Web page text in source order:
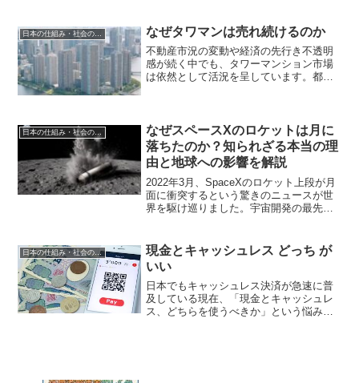
なぜタワマンは売れ続けるのか
不動産市況の変動や経済の先行き不透明
感が続く中でも、タワーマンション市場
は依然として活況を呈しています。都心
どまでにタワマンは売れ続...
日本の仕組み・社会の疑問
なぜスペースXのロケットは月に
落ちたのか？知られざる本当の理
由と地球への影響を解説
2022年3月、SpaceXのロケット上段が月
面に衝突するという驚きのニュースが世
界を駆け巡りました。宇宙開発の最先端
多くの人が不安を感じたのではないでし
ょうか。実は、...
日本の仕組み・社会の疑問
現金とキャッシュレス どっち が
いい
日本でもキャッシュレス決済が急速に普
及している現在、「現金とキャッシュレ
ス、どちらを使うべきか」という悩みを